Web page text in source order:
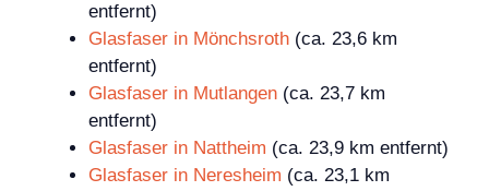
entfernt)
Glasfaser in Mönchsroth (ca. 23,6 km
entfernt)
Glasfaser in Mutlangen (ca. 23,7 km
entfernt)
Glasfaser in Nattheim (ca. 23,9 km entfernt)
Glasfaser in Neresheim (ca. 23,1 km